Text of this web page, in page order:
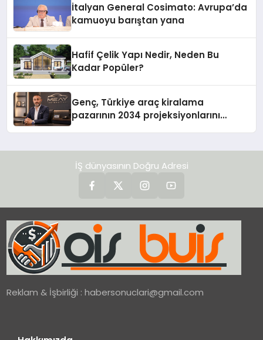
İtalyan General Cosimato: Avrupa’da
kamuoyu barıştan yana
Hafif Çelik Yapı Nedir, Neden Bu
Kadar Popüler?
Genç, Türkiye araç kiralama
pazarının 2034 projeksiyonlarını
İŞ dünyasının Doğru Adresi
Reklam & İşbirliği :habersonuclari@gmail.com